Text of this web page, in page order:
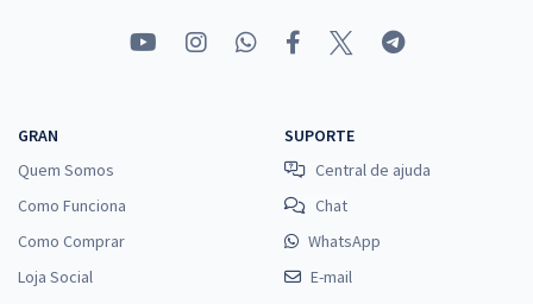
GRAN
Quem Somos
Como Funciona
Como Comprar
Loja Social
SUPORTE
Central de ajuda
Chat
WhatsApp
E-mail